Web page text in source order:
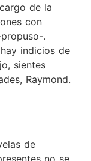
de la
con
.
indicios de
sientes
Raymond.
de
no se